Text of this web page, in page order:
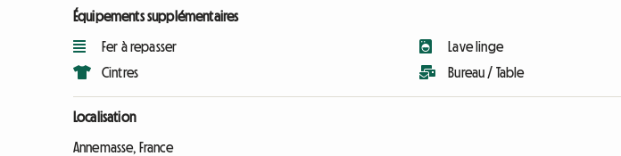
Équipements supplémentaires
Fer à repasser
Cintres
Lave linge
Bureau / Table
Localisation
Annemasse, France